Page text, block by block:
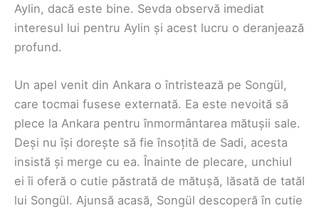
Aylin, dacă este bine. Sevda observă imediat
interesul lui pentru Aylin și acest lucru o deranjează
profund.
Un apel venit din Ankara o întristează pe Songül,
care tocmai fusese externată. Ea este nevoită să
plece la Ankara pentru înmormântarea mătușii sale.
Deși nu își dorește să fie însoțită de Sadi, acesta
insistă și merge cu ea. Înainte de plecare, unchiul
ei îi oferă o cutie păstrată de mătușă, lăsată de tatăl
lui Songül. Ajunsă acasă, Songül descoperă în cutie